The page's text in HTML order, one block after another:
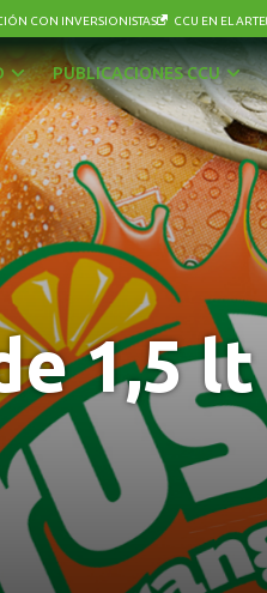
CON INVERSIONISTAS CCU EN EL ARTE
PUBLICACIONES CCU
1,5 lt